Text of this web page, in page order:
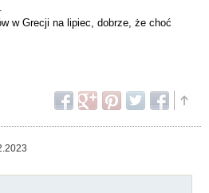
w Grecji na lipiec, dobrze, że choć